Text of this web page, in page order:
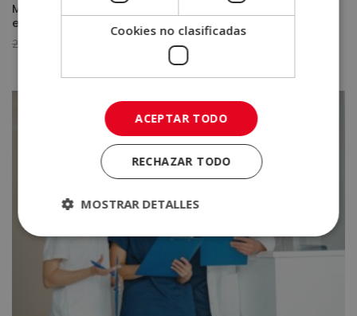
MBA en Dirección y Gestión de Empresas + Curso de
eSports
2.720,00
original
2.720,00€.
actual
680,00€.
Cookies no clasificadas
ACEPTAR TODO
RECHAZAR TODO
MOSTRAR DETALLES